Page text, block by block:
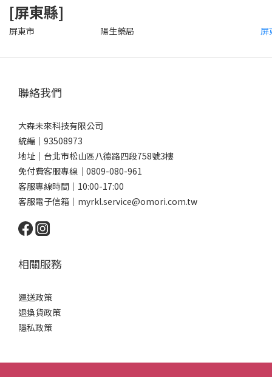
[屏東縣]
屏東市 陽生藥局 屏
聯絡我們
大森未來科技有限公司
統編｜93508973
地址｜台北市松山區八德路四段758號3樓
免付費客服專線｜0809-080-961
客服專線時間｜10:00-17:00
客服電子信箱｜myrkl.service@omori.com.tw
相關服務
運送政策
退換貨政策
隱私政策